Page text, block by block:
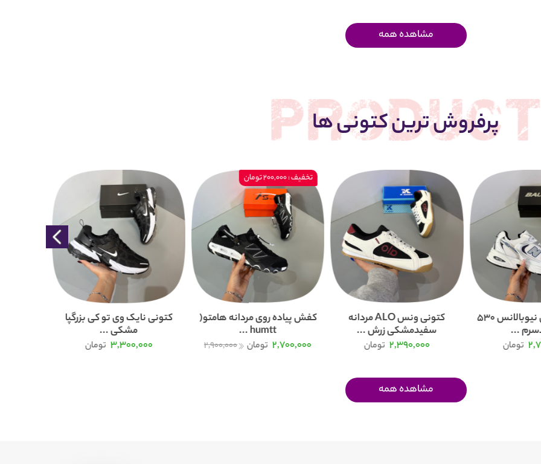
مشاهده همه
پرفروش ترین کتونی ها
کفش و کتونی نیوبالانس 530
...
تومان
کتونی ونس ALO مردانه
سفیدمشکی زرش ...
2,390,000 تومان
تخفیف : 200,000 تومان
کفش پیاده روی مردانه هامتو(
humtt ...
2,700,000 تومان 2,900,000
کتونی نایک وی تو کی بزرگپا
مشکی ...
3,300,000 تومان
مشاهده همه